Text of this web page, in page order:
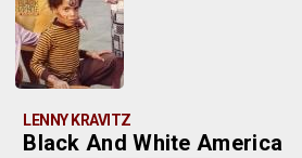
LENNY KRAVITZ
Black And White America